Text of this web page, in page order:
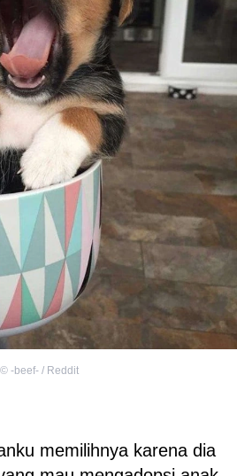
© -beef- / Reddit
memilihnya karena dia